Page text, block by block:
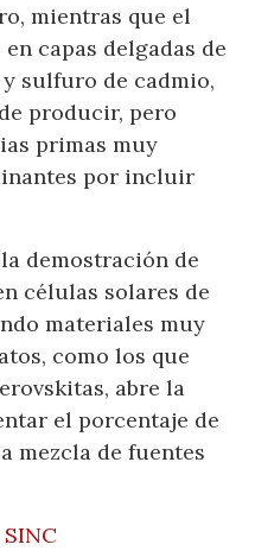
mientras que el
capas delgadas de
sulfuro de cadmio,
producir, pero
primas muy
por incluir
demostración de
células solares de
materiales muy
como los que
abre la
el porcentaje de
mezcla de fuentes